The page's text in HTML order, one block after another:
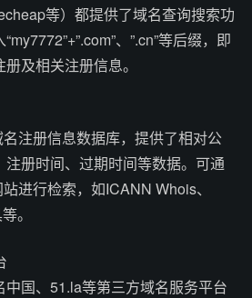
等）都提供了域名查询搜索功
、”.cn”等后缀，即
及相关注册信息。
注册信息数据库，提供了相对公
册时间、过期时间等数据。可通
进行检索，如ICANN Whois、
。
国、51.la等第三方域名服务平台